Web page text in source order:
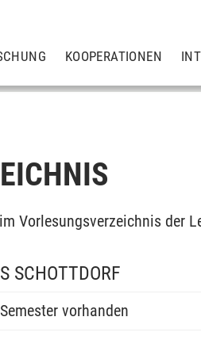
KOOPERATIONEN
Vorlesungsverzeichnis der
SCHOTTDORF
vorhanden